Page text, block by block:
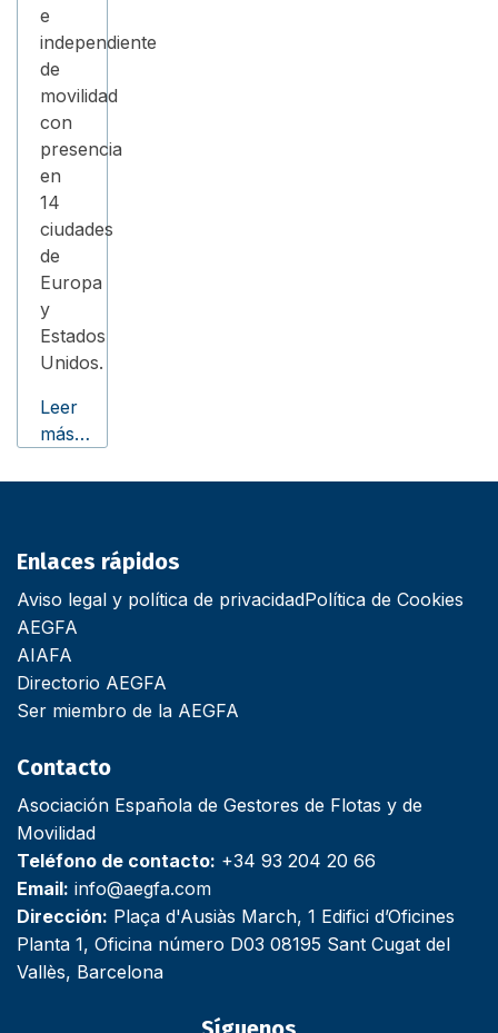
e
independiente
de
movilidad
con
presencia
en
14
ciudades
de
Europa
y
Estados
Unidos.
Leer
más…
Enlaces rápidos
Aviso legal y política de privacidadPolítica de Cookies
AEGFA
AIAFA
Directorio AEGFA
Ser miembro de la AEGFA
Contacto
Asociación Española de Gestores de Flotas y de
Movilidad
Teléfono de contacto: +34 93 204 20 66
Email: info@aegfa.com
Dirección: Plaça d'Ausiàs March, 1 Edifici d’Oficines
Planta 1, Oficina número D03 08195 Sant Cugat del
Vallès, Barcelona